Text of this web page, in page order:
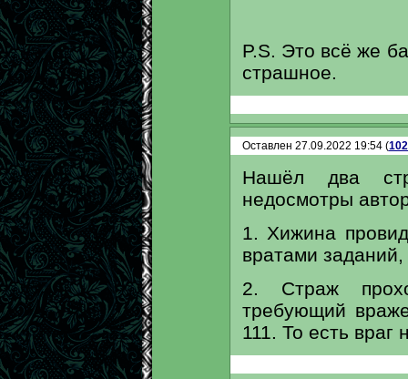
P.S. Это всё же
страшное.
Оставлен 27.09.2022 19:54 (
Нашёл два
недосмотры
1. Хижина
вратами
2. Страж
требующий
111. То есть